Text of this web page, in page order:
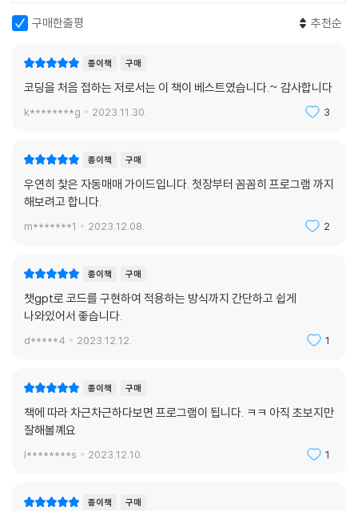
구매한줄평 추천순
종이책 구매
코딩을 처음 접하는 저로서는 이 책이 베스트였습니다.~ 감사합니다
k********g 2023.11.30. 3
종이책 구매
우연히 찿은 자동매매 가이드입니다. 첫장부터 꼼꼼히 프로그램 까지
해보려고 합니다.
m*******1 2023.12.08. 2
종이책 구매
챗gpt로 코드를 구현하여 적용하는 방식까지 간단하고 쉽게
나와있어서 좋습니다.
d*****4 2023.12.12. 1
종이책 구매
책에 따라 차근차근하다보면 프로그램이 됩니다. ㅋㅋ 아직 초보지만
잘해볼꼐요
l********s 2023.12.10. 1
종이책 구매